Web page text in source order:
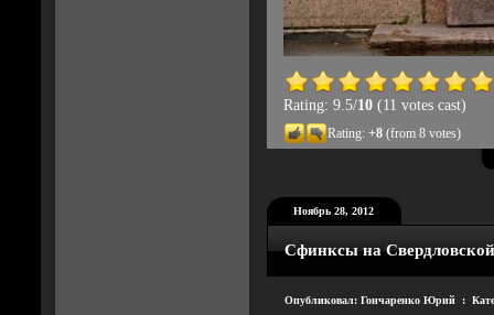
Rating: 9.5/10(11 votes cast)
Rating: +8(from 8 votes)
Ноябрь 28, 2012
Сфинксы на
Опубликовал: Гончаренко Юрий :